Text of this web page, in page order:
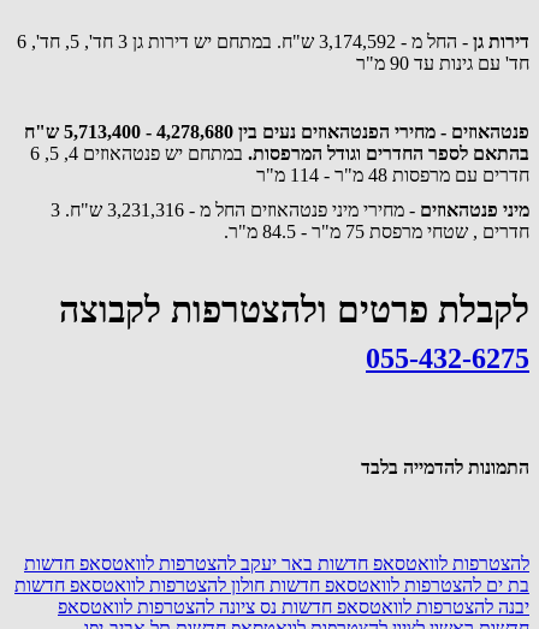
דירות גן
- החל מ - 3,174,592 ש"ח. במתחם יש דירות גן 3 חד', 5, חד', 6
חד' עם גינות עד 90 מ"ר
פנטהאוזים - מחירי הפנטהאוזים נעים בין 4,278,680 - 5,713,400 ש"ח
בהתאם לספר החדרים וגודל המרפסות.
במתחם יש פנטהאוזים 4, 5, 6
חדרים עם מרפסות 48 מ"ר - 114 מ"ר
מיני פנטהאוזים
- מחירי מיני פנטהאוזים החל מ - 3,231,316 ש"ח. 3
חדרים , שטחי מרפסת 75 מ"ר - 84.5 מ"ר.
לקבלת פרטים ולהצטרפות לקבוצה
055-432-6275
התמונות להדמייה בלבד
להצטרפות לוואטסאפ חדשות באר יעקב להצטרפות לוואטסאפ חדשות
בת ים להצטרפות לוואטסאפ חדשות חולון להצטרפות לוואטסאפ חדשות
יבנה להצטרפות לוואטסאפ חדשות נס ציונה להצטרפות לוואטסאפ